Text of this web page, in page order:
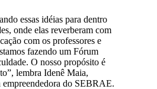
essas idéias para dentro
onde elas reverberam com
com os professores e
fazendo um Fórum
O nosso propósito é
lembra Idenê Maia,
empreendedora do SEBRAE.